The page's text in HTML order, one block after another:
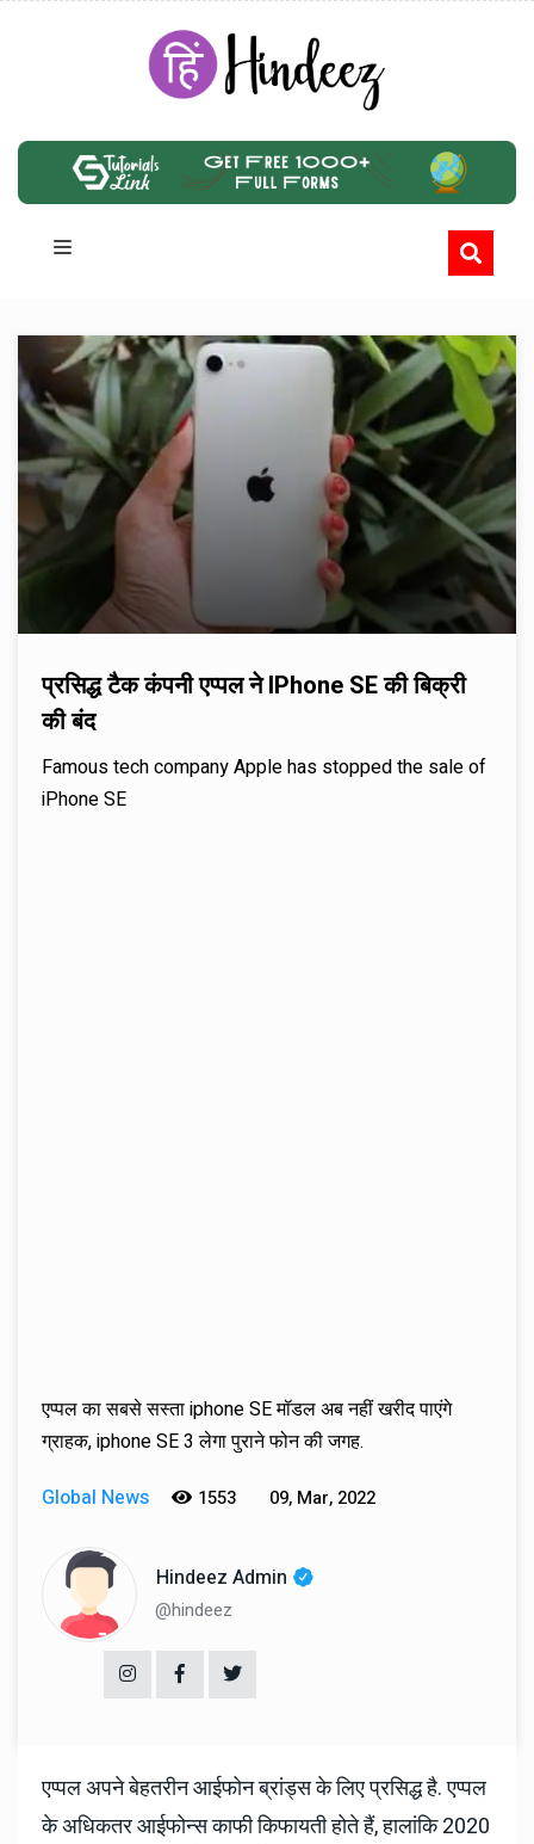
प्रसिद्ध टैक कंपनी एप्पल ने IPhone SE की बिक्री
की बंद
Famous tech company Apple has stopped the sale of
iPhone SE
एप्पल का सबसे सस्ता iphone SE मॉडल अब नहीं खरीद पाएंगे
ग्राहक, iphone SE 3 लेगा पुराने फोन की जगह.
Global News
1553 09, Mar, 2022
Hindeez Admin
@hindeez
एप्पल अपने बेहतरीन आईफोन ब्रांड्स के लिए प्रसिद्ध है. एप्पल
के अधिकतर आईफोन्स काफी किफायती होते हैं, हालांकि 2020